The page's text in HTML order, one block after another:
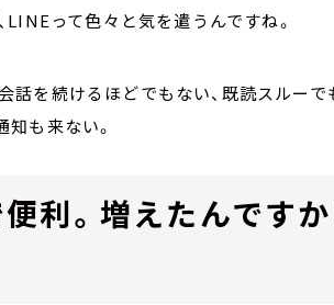
LINEって色々と気を遣うんですね。
話を続けるほどでもない、既読スルーで
知も来ない。
利。増えたんですか